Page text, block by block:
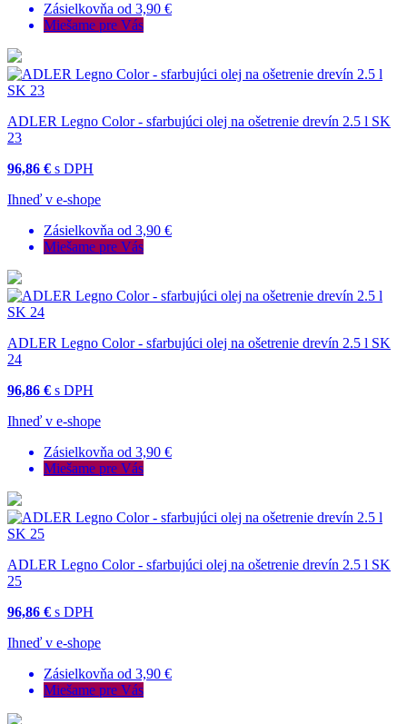
Zásielkovňa od 3,90 €
Miešame pre Vás
ADLER Legno Color - sfarbujúci olej na ošetrenie drevín 2.5 l SK
23
96,86 € s DPH
Ihneď v e-shope
Zásielkovňa od 3,90 €
Miešame pre Vás
ADLER Legno Color - sfarbujúci olej na ošetrenie drevín 2.5 l SK
24
96,86 € s DPH
Ihneď v e-shope
Zásielkovňa od 3,90 €
Miešame pre Vás
ADLER Legno Color - sfarbujúci olej na ošetrenie drevín 2.5 l SK
25
96,86 € s DPH
Ihneď v e-shope
Zásielkovňa od 3,90 €
Miešame pre Vás